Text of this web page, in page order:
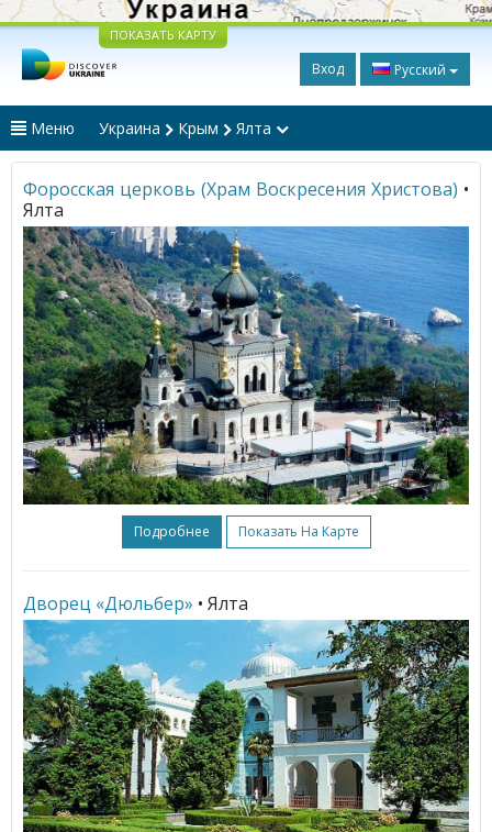
ПОКАЗАТЬ КАРТУ
Вход Русский
Меню Украина Крым Ялта
Форосская церковь (Храм Воскресения Христова) •
Ялта
Подробнее Показать На Карте
Дворец «Дюльбер» • Ялта